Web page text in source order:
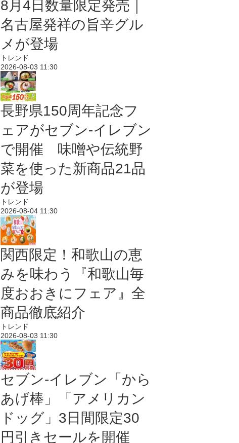
8月4日数量限定発売｜
名古屋発祥の旨辛グル
メが登場
トレンド
2026-08-03 11:30
長野県150周年記念フ
ェアがセブン-イレブン
で開催 味噌や伝統野
菜を使った新商品21品
が登場
トレンド
2026-08-04 11:30
関西限定！和歌山の恵
みを味わう『和歌山毎
度おおきにフェア』全
商品徹底紹介
トレンド
2026-08-03 11:30
セブン‐イレブン「から
あげ棒」「アメリカン
ドッグ」3日間限定30
円引きセールを開催